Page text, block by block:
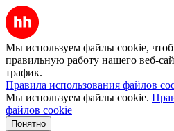
Мы используем файлы cookie,
правильную работу нашего веб-
трафик.
Правила использования файлов
Мы используем файлы cookie.
файлов cookie
Понятно